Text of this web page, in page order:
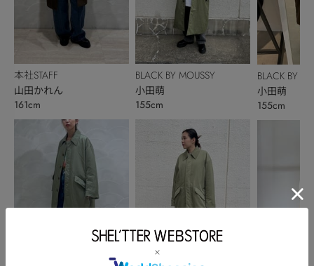
本社STAFF
山田かれん
161cm
BLACK BY MOUSSY
小田萌
155cm
BLACK BY
小田萌
155cm